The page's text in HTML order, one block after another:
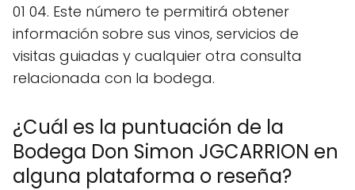
01 04. Este número te permitirá obtener
información sobre sus vinos, servicios de
visitas guiadas y cualquier otra consulta
relacionada con la bodega.
¿Cuál es la puntuación de la
Bodega Don Simon JGCARRION en
alguna plataforma o reseña?